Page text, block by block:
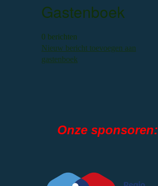
Gastenboek
0 berichten
Nieuw bericht toevoegen aan
gastenboek
Onze sponsoren: